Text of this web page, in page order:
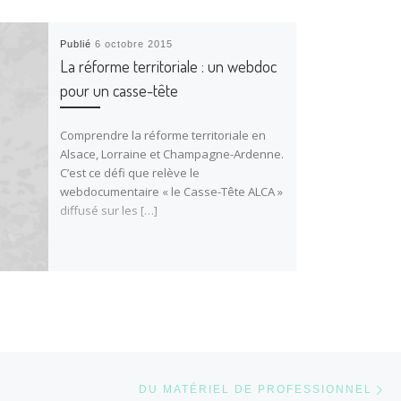
Publié 6 octobre 2015
La réforme territoriale : un webdoc
pour un casse-tête
Comprendre la réforme territoriale en
Alsace, Lorraine et Champagne-Ardenne.
C’est ce défi que relève le
webdocumentaire « le Casse-Tête ALCA »
diffusé sur les […]
DU MATÉRIEL DE PROFESSIONNEL